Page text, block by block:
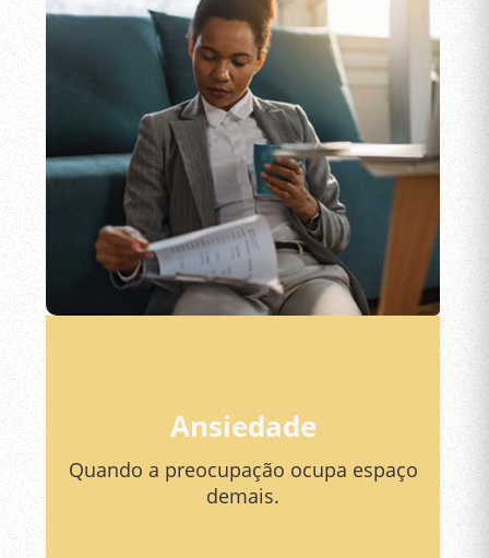
Ansiedade
Quando a preocupação ocupa espaço
demais.